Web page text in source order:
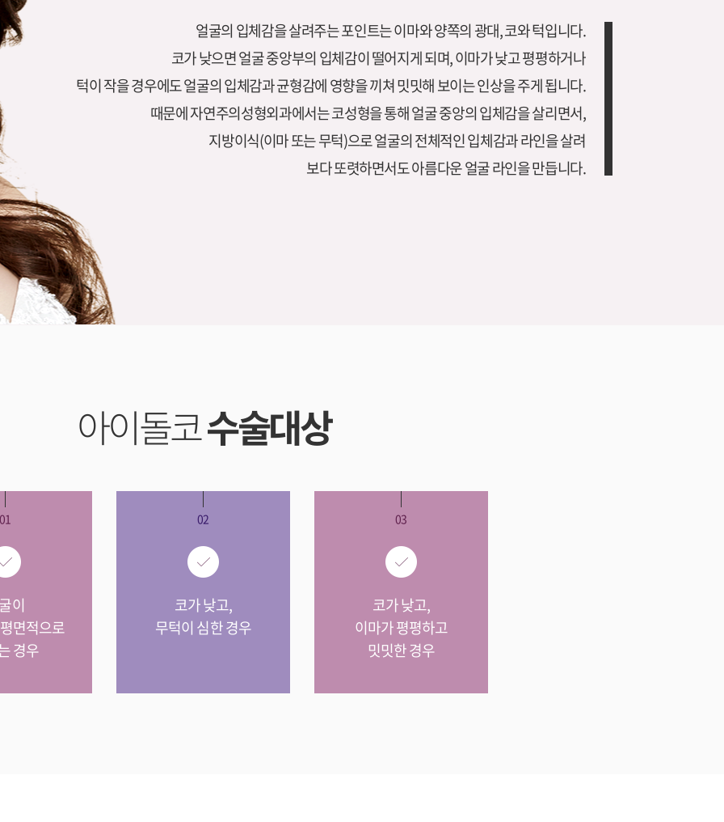
얼굴의 입체감을 살려주는 포인트는 이마와 양쪽의 광대, 코와 턱입니다.
코가 낮으면 얼굴 중앙부의 입체감이 떨어지게 되며, 이마가 낮고 평평하거나
턱이 작을 경우에도 얼굴의 입체감과 균형감에 영향을 끼쳐 밋밋해 보이는 인상을 주게 됩니다.
때문에 자연주의성형외과에서는 코성형을 통해 얼굴 중앙의 입체감을 살리면서,
지방이식(이마 또는 무턱)으로 얼굴의 전체적인 입체감과 라인을 살려
보다 또렷하면서도 아름다운 얼굴 라인을 만듭니다.
아이돌코수술대상
01
이
면적으로
경우
02
코가 낮고,
무턱이 심한 경우
03
코가 낮고,
이마가 평평하고
밋밋한 경우